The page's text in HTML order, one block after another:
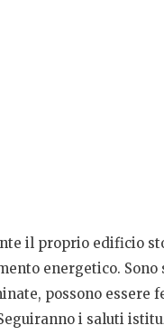
il proprio edificio
energetico.
possono essere
i saluti